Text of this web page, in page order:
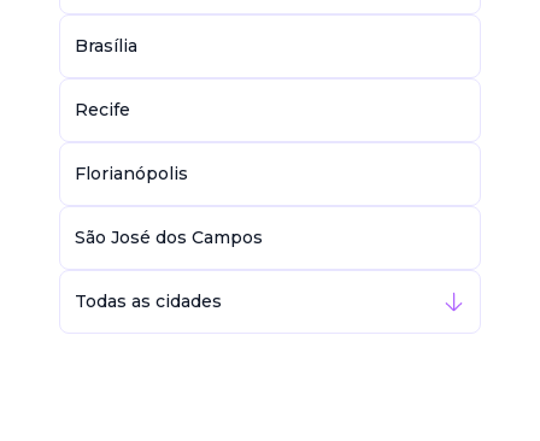
Brasília
Recife
Florianópolis
São José dos Campos
Todas as cidades